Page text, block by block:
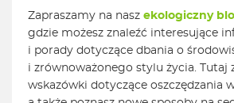
Zapraszamy na nasz ekologiczny
gdzie możesz znaleźć interesujące
i porady dotyczące dbania o
i zrównoważonego stylu życia. Tutaj
wskazówki dotyczące oszczędzania